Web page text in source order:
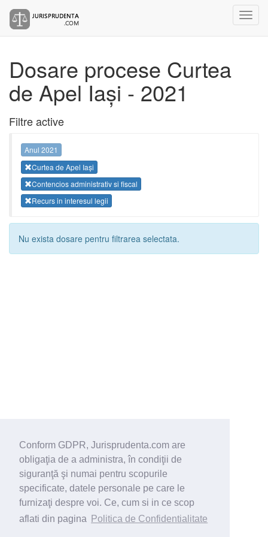
Conform GDPR, Jurisprudenta.com are
obligaţia de a administra, în condiţii de
siguranţă şi numai pentru scopurile
specificate, datele personale pe care le
furnizaţi despre voi. Ce, cum si in ce scop
aflati din pagina
Politica de Confidentialitate
Dosare procese Curtea
de Apel Iași - 2021
Filtre active
Anul 2021
Curtea de Apel Iași
Contencios administrativ si fiscal
Recurs in interesul legii
Nu exista dosare pentru filtrarea selectata.